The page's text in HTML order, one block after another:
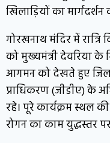
खिलाड़ियों का मार्गदर्शन
गोरखनाथ मंदिर में
को मुख्यमंत्री देवरिया के
आगमन को देखते हुए
प्राधिकरण (जीडीए) के
रहे। पूरे कार्यक्रम स्थल
रोगन का काम युद्धस्तर